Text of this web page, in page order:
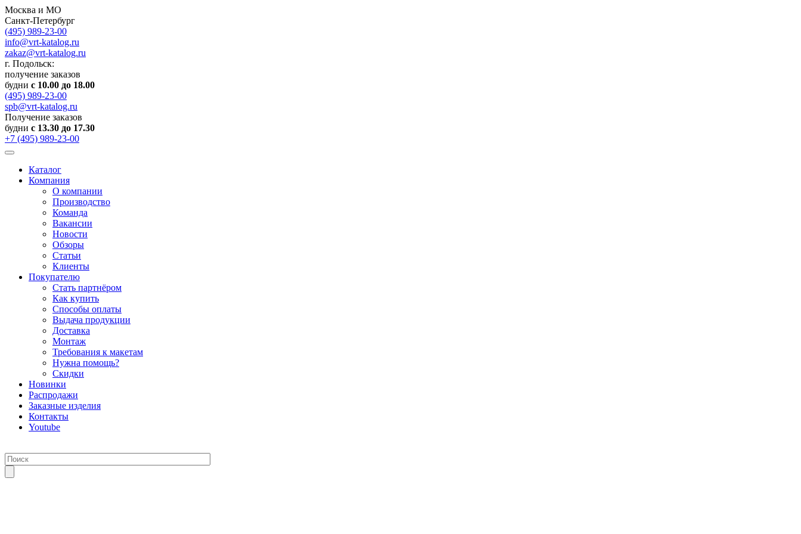
Москва и МО
Санкт-Петербург
(495) 989-23-00
info@vrt-katalog.ru
zakaz@vrt-katalog.ru
г. Подольск:
получение заказов
будни с 10.00 до 18.00
(495) 989-23-00
spb@vrt-katalog.ru
Получение заказов
будни с 13.30 до 17.30
+7 (495) 989-23-00
Каталог
Компания
О компании
Производство
Команда
Вакансии
Новости
Обзоры
Статьи
Клиенты
Покупателю
Стать партнёром
Как купить
Способы оплаты
Выдача продукции
Доставка
Монтаж
Требования к макетам
Нужна помощь?
Скидки
Новинки
Распродажи
Заказные изделия
Контакты
Youtube